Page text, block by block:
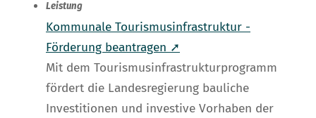
Leistung
Kommunale Tourismusinfrastruktur -
Förderung beantragen ➚
Mit dem Tourismusinfrastrukturprogramm
fördert die Landesregierung bauliche
Investitionen und investive Vorhaben der